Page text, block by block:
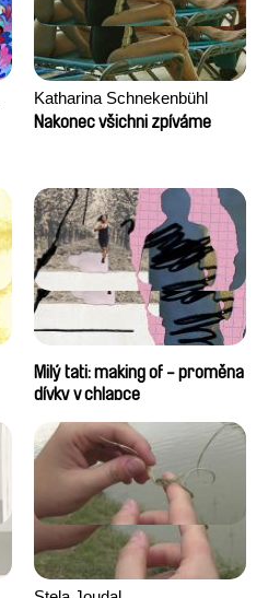
Katharina Schnekenbühl
Nakonec všichni zpíváme
Milý tati: making of - proměna
dívky v chlapce